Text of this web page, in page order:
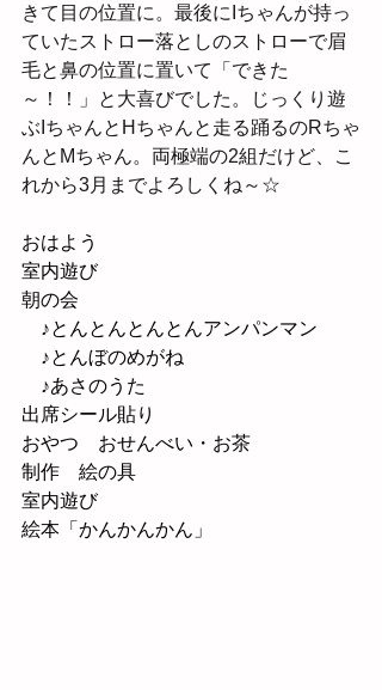
きて目の位置に。最後にIちゃんが持っ
ていたストロー落としのストローで眉
毛と鼻の位置に置いて「できた
～！！」と大喜びでした。じっくり遊
ぶIちゃんとHちゃんと走る踊るのRちゃ
んとMちゃん。両極端の2組だけど、こ
れから3月までよろしくね～☆
おはよう
室内遊び
朝の会
♪とんとんとんとんアンパンマン
♪とんぼのめがね
♪あさのうた
出席シール貼り
おやつ　おせんべい・お茶
制作　絵の具
室内遊び
絵本「かんかんかん」